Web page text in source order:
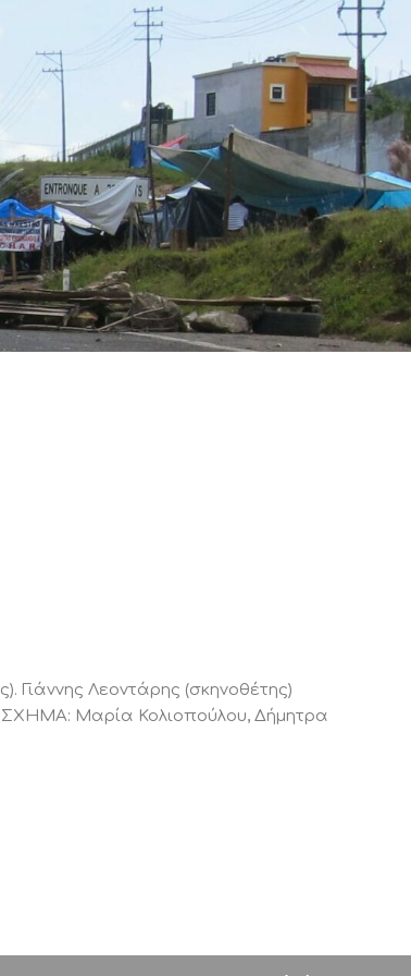
Γιάννης Λεοντάρης (σκηνοθέτης)
Μαρία Κολιοπούλου, Δήμητρα